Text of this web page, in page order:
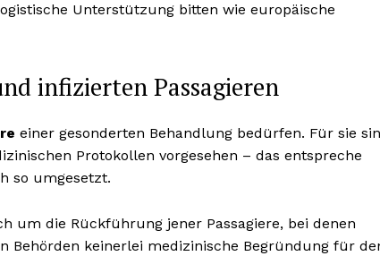
Unterstützung bitten wie europäische
infizierten Passagieren
einer gesonderten Behandlung bedürfen. Für sie
Protokollen vorgesehen – das entspreche
so umgesetzt.
um die Rückführung jener Passagiere, bei denen
Behörden keinerlei medizinische Begründung für